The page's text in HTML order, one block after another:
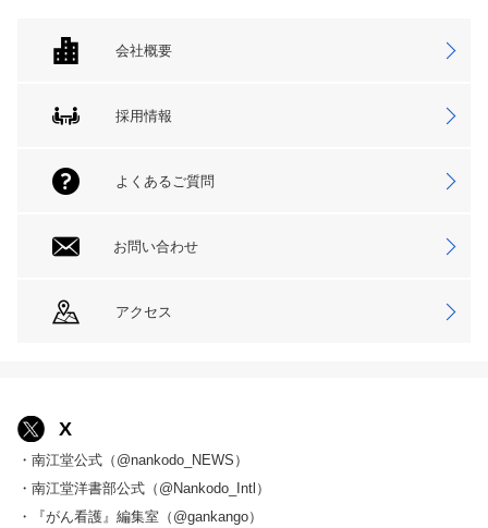
会社概要
採用情報
よくあるご質問
お問い合わせ
アクセス
X
・南江堂公式（@nankodo_NEWS）
・南江堂洋書部公式（@Nankodo_Intl）
・『がん看護』編集室（@gankango）